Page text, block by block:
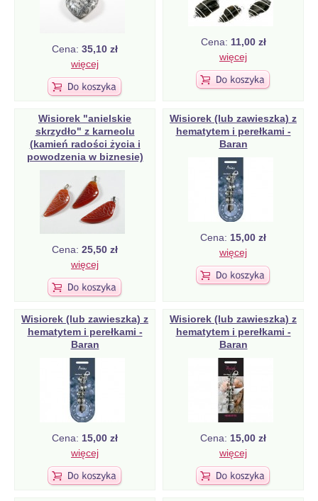
Cena: 35,10 zł
więcej
Cena: 11,00 zł
więcej
Wisiorek "anielskie
skrzydło" z karneolu
(kamień radości życia i
powodzenia w biznesie)
Cena: 25,50 zł
więcej
Wisiorek (lub zawieszka) z
hematytem i perełkami -
Baran
Cena: 15,00 zł
więcej
Wisiorek (lub zawieszka) z
hematytem i perełkami -
Baran
Cena: 15,00 zł
więcej
Wisiorek (lub zawieszka) z
hematytem i perełkami -
Baran
Cena: 15,00 zł
więcej